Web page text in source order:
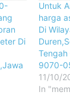
Di
Untuk
harga
Di
9070-
11/10/
In